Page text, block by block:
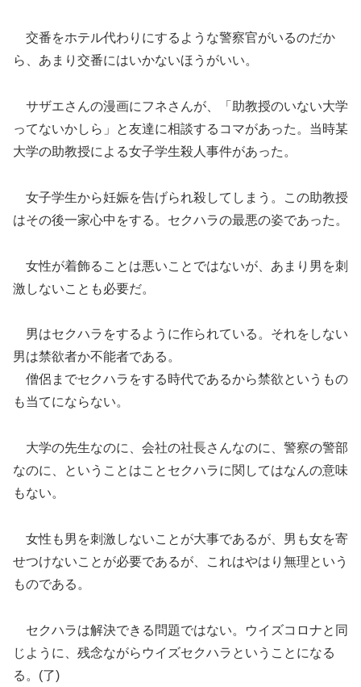
交番をホテル代わりにするような警察官がいるのだか
ら、あまり交番にはいかないほうがいい。
サザエさんの漫画にフネさんが、「助教授のいない大学
ってないかしら」と友達に相談するコマがあった。当時某
大学の助教授による女子学生殺人事件があった。
女子学生から妊娠を告げられ殺してしまう。この助教授
はその後一家心中をする。セクハラの最悪の姿であった。
女性が着飾ることは悪いことではないが、あまり男を刺
激しないことも必要だ。
男はセクハラをするように作られている。それをしない
男は禁欲者か不能者である。
僧侶までセクハラをする時代であるから禁欲というもの
も当てにならない。
大学の先生なのに、会社の社長さんなのに、警察の警部
なのに、ということはことセクハラに関してはなんの意味
もない。
女性も男を刺激しないことが大事であるが、男も女を寄
せつけないことが必要であるが、これはやはり無理という
ものである。
セクハラは解決できる問題ではない。ウイズコロナと同
じように、残念ながらウイズセクハラということになる
る。(了)